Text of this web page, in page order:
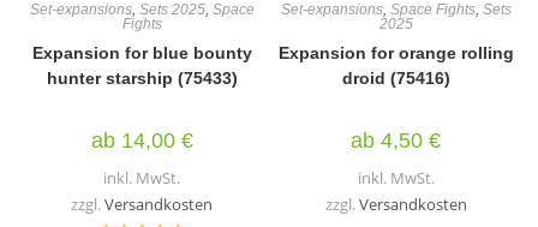
Set-expansions, Sets 2025, Space
Fights
Expansion for blue bounty
hunter starship (75433)
ab 14,00 €
inkl. MwSt.
zzgl.Versandkosten
Set-expansions, Space Fights, Sets
2025
Expansion for orange rolling
droid (75416)
ab4,50€
inkl. MwSt.
zzgl.Versandkosten